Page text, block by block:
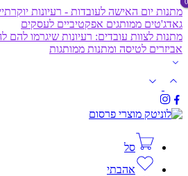
מתנות יום האישה לעובדות - רעיונות
גאדג'טים ממותגים אפקטיביים לעסקים
מתנות לצוות עובדים: רעיונות שיגרמו להם
אביזרים לטיסה ומתנות ממותגות
סל
אהבתי